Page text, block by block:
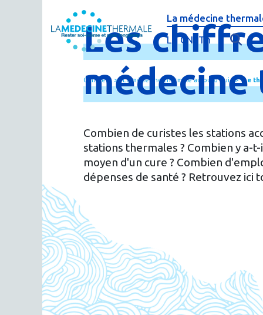
La médecine
C'est quoi la
L'éducation
Le thermalisme
Thermes & Vous,
La médecine
Le CNETh
Qui sommes-nous
Actualités
Espace presse
Curistes La médecine thermale aujourd'hui Le
Les
médecine
Combien de curistes les stations
stations thermales ? Combien y a-
moyen d'un cure ? Combien
dépenses de santé ? Retrouvez